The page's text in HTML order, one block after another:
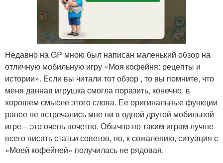
Недавно на GP мною был написан маленький обзор на
отличную мобильную игру «Моя кофейня: рецепты и
истории». Если вы читали тот обзор , то вы помните, что
меня данная игрушка смогла поразить, конечно, в
хорошем смысле этого слова. Ее оригинальные функции
ранее не встречались мне ни в одной другой мобильной
игре – это очень почетно. Обычно по таким играм лучше
всего писать статьи советов, но, к сожалению, ситуация с
«Моей кофейней» получилась не рядовая.